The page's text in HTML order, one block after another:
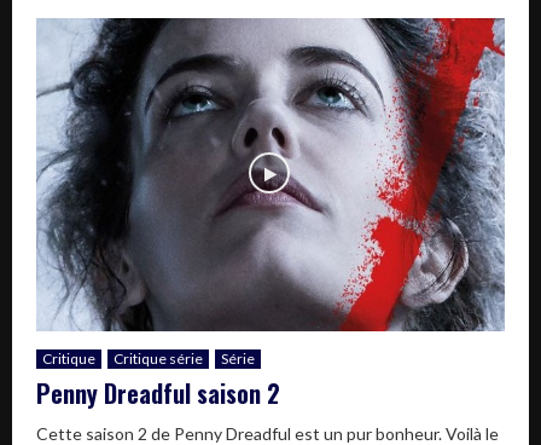
Critique Critique série Série
Penny Dreadful saison 2
Cette saison 2 de Penny Dreadful est un pur bonheur. Voilà le